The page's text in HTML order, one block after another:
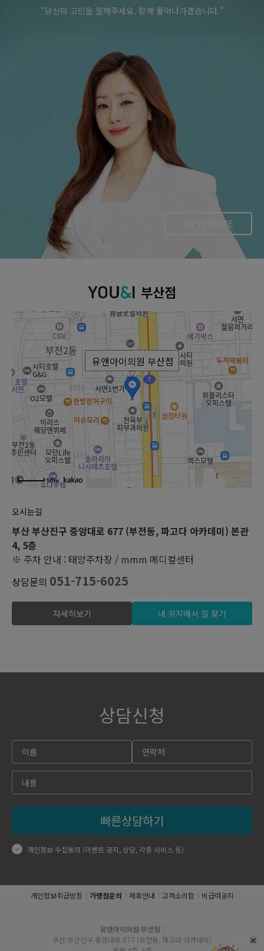
"당신의 고민을 말해주세요. 함께 풀어나가겠습니다."
VIEW MORE
부산점
유앤아이의원 부산점
50m
오시는길
부산 부산진구 중앙대로 677 (부전동, 파고다 아카데미) 본관
4, 5층
※ 주차 안내 : 태양주차장 / mmm 메디컬센터
상담문의 051-715-6025
자세히보기 내 위치에서 길 찾기
상담신청
빠른상담하기
개인정보 수집동의 (이벤트 공지, 상담, 각종 서비스 등)
개인정보취급방침 가맹점문의 제휴안내 고객소리함 비급여공지
유앤아이의원 부산점 :
부산 부산진구 중앙대로 677 (부전동, 파고다 아카데미)